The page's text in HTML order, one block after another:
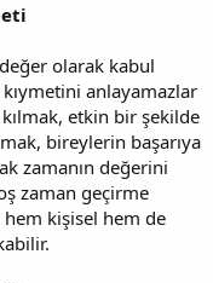
olarak kabul
anlayamazlar
etkin bir şekilde
bireylerin başarıya
zamanın değerini
zaman geçirme
hem kişisel hem de